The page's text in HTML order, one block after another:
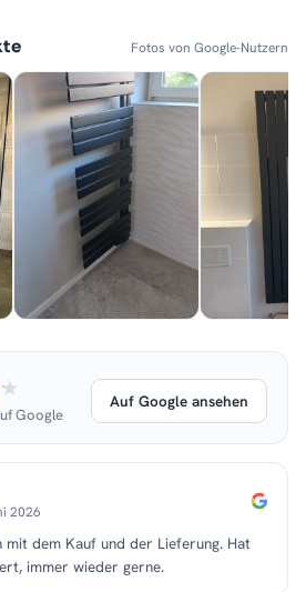
Fotos von Google-Nutzern
Google
Auf Google ansehen
2026
dem Kauf und der Lieferung. Hat
immer wieder gerne.